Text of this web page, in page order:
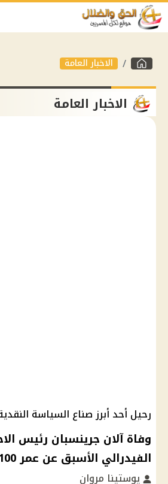
الاخبار العامة
الاخبار العامة
رحيل أحد أبرز صناع السياسة
وفاة آلان جرينسبان رئيس
الفيدرالي الأسبق عن عمر 100 عام
يوستينا مروان